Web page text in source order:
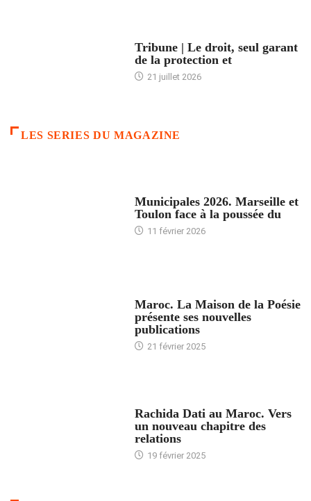
Tribune | Le droit, seul garant
de la protection et
21 juillet 2026
LES SERIES DU MAGAZINE
Municipales 2026. Marseille et
Toulon face à la poussée du
11 février 2026
Maroc. La Maison de la Poésie
présente ses nouvelles
publications
21 février 2025
Rachida Dati au Maroc. Vers
un nouveau chapitre des
relations
19 février 2025